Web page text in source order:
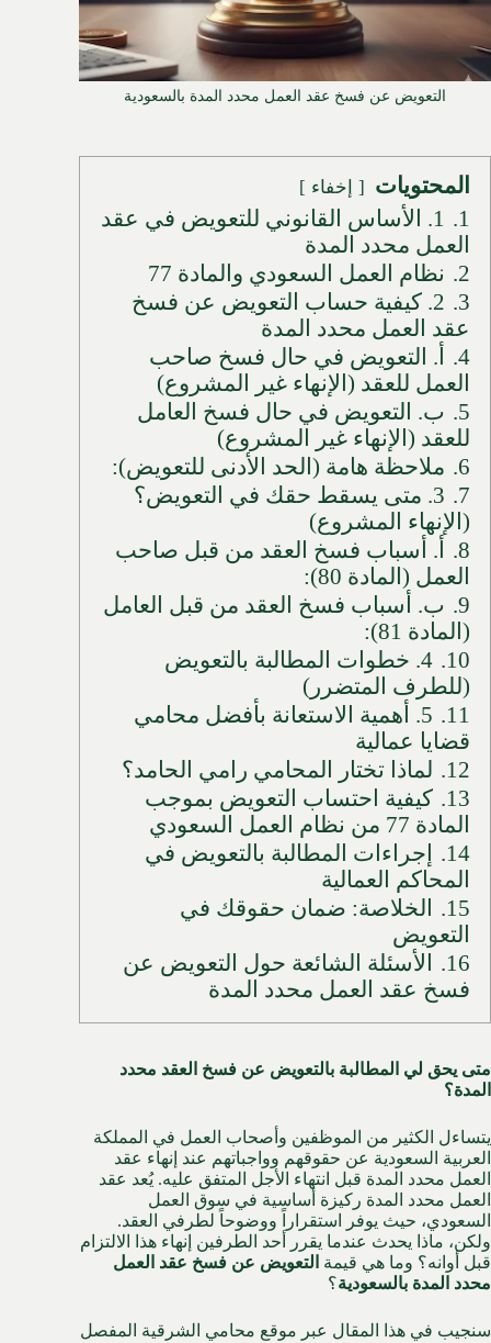
التعويض عن فسخ عقد العمل محدد المدة بالسعودية
المحتويات إخفاء
1.
1. الأساس القانوني للتعويض في عقد
العمل محدد المدة
2.
نظام العمل السعودي والمادة 77
3.
2. كيفية حساب التعويض عن فسخ
عقد العمل محدد المدة
4.
أ. التعويض في حال فسخ صاحب
العمل للعقد (الإنهاء غير المشروع)
5.
ب. التعويض في حال فسخ العامل
للعقد (الإنهاء غير المشروع)
6.
ملاحظة هامة (الحد الأدنى للتعويض):
7.
3. متى يسقط حقك في التعويض؟
(الإنهاء المشروع)
8.
أ. أسباب فسخ العقد من قبل صاحب
العمل (المادة 80):
9. ب. أسباب فسخ العقد من قبل العامل
(المادة 81):
10.
4. خطوات المطالبة بالتعويض
(للطرف المتضرر)
11.
5. أهمية الاستعانة بأفضل محامي
قضايا عمالية
12.
لماذا تختار المحامي رامي الحامد؟
13.
كيفية احتساب التعويض بموجب
المادة 77 من نظام العمل السعودي
14.
إجراءات المطالبة بالتعويض في
المحاكم العمالية
15.
الخلاصة: ضمان حقوقك في
التعويض
16.
الأسئلة الشائعة حول التعويض عن
فسخ عقد العمل محدد المدة
متى يحق لي المطالبة بالتعويض عن فسخ العقد محدد
المدة؟
يتساءل الكثير من الموظفين وأصحاب العمل في المملكة
العربية السعودية عن حقوقهم وواجباتهم عند إنهاء عقد
العمل محدد المدة قبل انتهاء الأجل المتفق عليه. يُعد عقد
العمل محدد المدة ركيزة أساسية في سوق العمل
السعودي، حيث يوفر استقراراً ووضوحاً لطرفي العقد.
ولكن، ماذا يحدث عندما يقرر أحد الطرفين إنهاء هذا الالتزام
قبل أوانه؟ وما هي قيمة التعويض عن فسخ عقد العمل
محدد المدة بالسعودية؟
سنجيب في هذا المقال عبر موقع محامي الشرقية المفصل